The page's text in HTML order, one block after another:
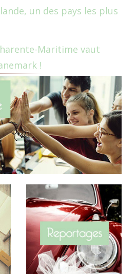
un des pays les plus
Maritime vaut
!